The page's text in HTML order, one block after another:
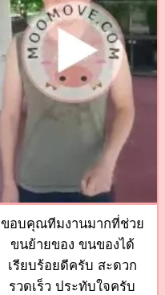
ขอบคุณทีมงานมากที่ช่วย
ขนย้ายของ ขนของได้
เรียบร้อยดีครับ สะดวก
รวดเร็ว ประทับใจครับ